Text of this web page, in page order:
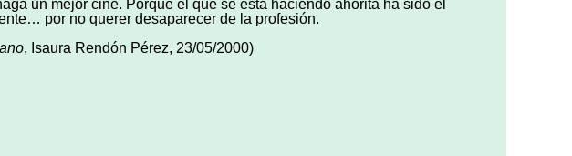
un mejor cine. Porque el que se está haciendo ahorita ha sido el
por no querer desaparecer de la profesión.
, Isaura Rendón Pérez, 23/05/2000)